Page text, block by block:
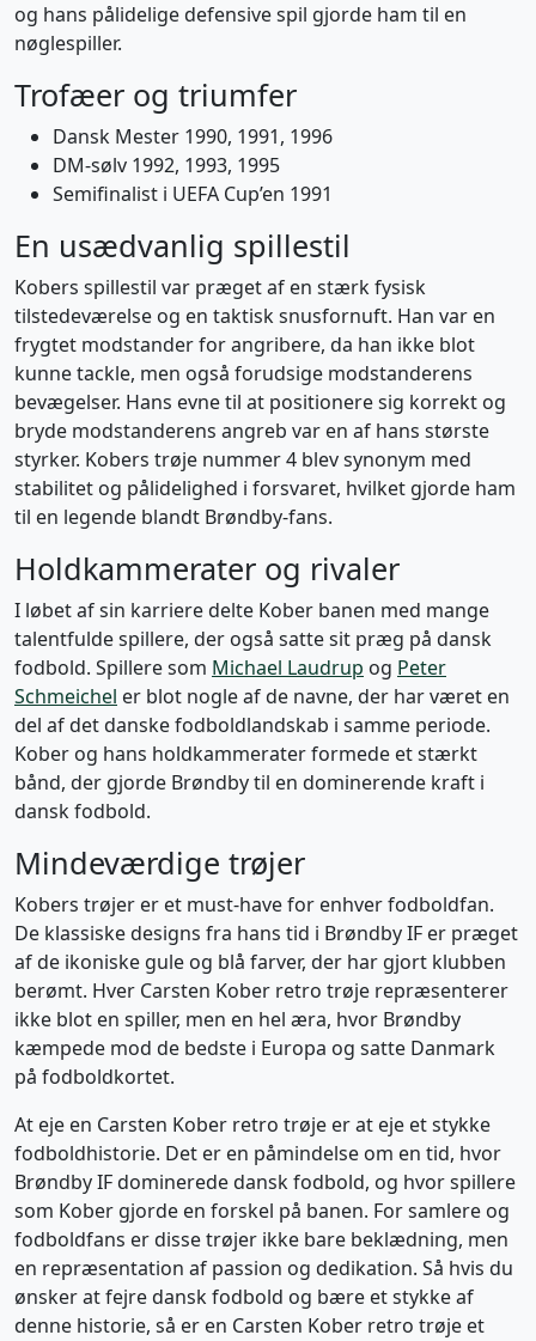
og hans pålidelige defensive spil gjorde ham til en
nøglespiller.
Trofæer og triumfer
Dansk Mester 1990, 1991, 1996
DM-sølv 1992, 1993, 1995
Semifinalist i UEFA Cup’en 1991
En usædvanlig spillestil
Kobers spillestil var præget af en stærk fysisk
tilstedeværelse og en taktisk snusfornuft. Han var en
frygtet modstander for angribere, da han ikke blot
kunne tackle, men også forudsige modstanderens
bevægelser. Hans evne til at positionere sig korrekt og
bryde modstanderens angreb var en af hans største
styrker. Kobers trøje nummer 4 blev synonym med
stabilitet og pålidelighed i forsvaret, hvilket gjorde ham
til en legende blandt Brøndby-fans.
Holdkammerater og rivaler
I løbet af sin karriere delte Kober banen med mange
talentfulde spillere, der også satte sit præg på dansk
fodbold. Spillere som Michael Laudrup og Peter
Schmeichel er blot nogle af de navne, der har været en
del af det danske fodboldlandskab i samme periode.
Kober og hans holdkammerater formede et stærkt
bånd, der gjorde Brøndby til en dominerende kraft i
dansk fodbold.
Mindeværdige trøjer
Kobers trøjer er et must-have for enhver fodboldfan.
De klassiske designs fra hans tid i Brøndby IF er præget
af de ikoniske gule og blå farver, der har gjort klubben
berømt. Hver Carsten Kober retro trøje repræsenterer
ikke blot en spiller, men en hel æra, hvor Brøndby
kæmpede mod de bedste i Europa og satte Danmark
på fodboldkortet.
At eje en Carsten Kober retro trøje er at eje et stykke
fodboldhistorie. Det er en påmindelse om en tid, hvor
Brøndby IF dominerede dansk fodbold, og hvor spillere
som Kober gjorde en forskel på banen. For samlere og
fodboldfans er disse trøjer ikke bare beklædning, men
en repræsentation af passion og dedikation. Så hvis du
ønsker at fejre dansk fodbold og bære et stykke af
denne historie, så er en Carsten Kober retro trøje et